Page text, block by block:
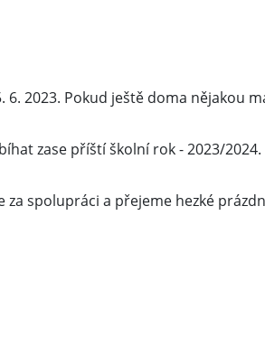
6. 2023. Pokud ještě doma nějakou
zase příští školní rok - 2023/2024.
za spolupráci a přejeme hezké